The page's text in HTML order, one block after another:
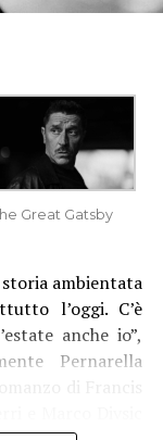
Great Gatsby
ambientata
l’oggi. C’è
anche io”,
Pernarella